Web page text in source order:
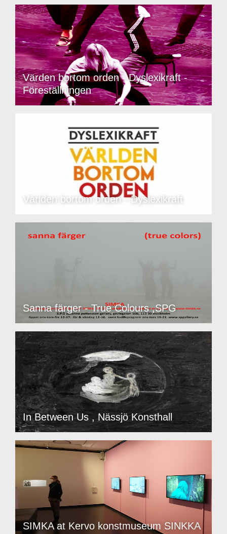
Värden bortom orden - Dyslexikraft -
Föreställningen
Världen bortom orden - Dyslexikraft
Sanna färger - True Colours ,SPG
In Between Us , Nässjö Konsthall
SIMKA at Kervo konstmuseum SINKKA